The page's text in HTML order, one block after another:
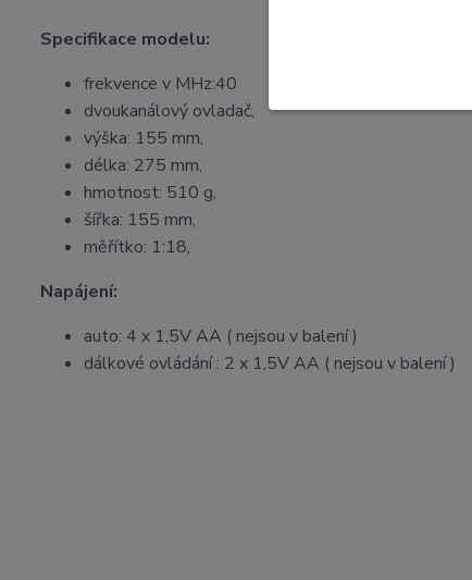
Specifikace modelu:
frekvence v MHz:40
dvoukanálový ovladač,
výška: 155 mm,
délka: 275 mm,
hmotnost: 510 g,
šířka: 155 mm,
měřítko: 1:18,
Napájení:
auto: 4 x 1,5V AA ( nejsou v balení )
dálkové ovládání : 2 x 1,5V AA ( nejsou v balení )